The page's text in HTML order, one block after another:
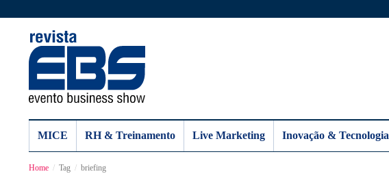
MICE RH & Treinamento Live Marketing Inovação & Tecnologia
Home Tag briefing